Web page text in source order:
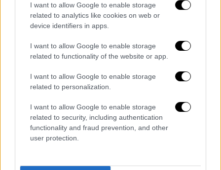
I want to allow Google to enable storage
related to analytics like cookies on web or
device identifiers in apps.
I want to allow Google to enable storage
related to functionality of the website or app.
I want to allow Google to enable storage
related to personalization.
I want to allow Google to enable storage
related to security, including authentication
functionality and fraud prevention, and other
user protection.
Αθλητισμός|23.01.2021 22:01
Serie A: Η Αταλάντα διέσυρε τη Μίλαν
στο Σαν Σίρο αλλά η Ιντερ γκέλαρε στο
Ούντινε
Μιλάνο επικρατώντας 3-0 αλλά η Ιντερ που
έμεινε στο 0-0 με την Ουντινέζε δεν
μπόρεσε να πατήσει κορυφή
ΑΛΛΑ #TAGS
Serie A
Μίλαν